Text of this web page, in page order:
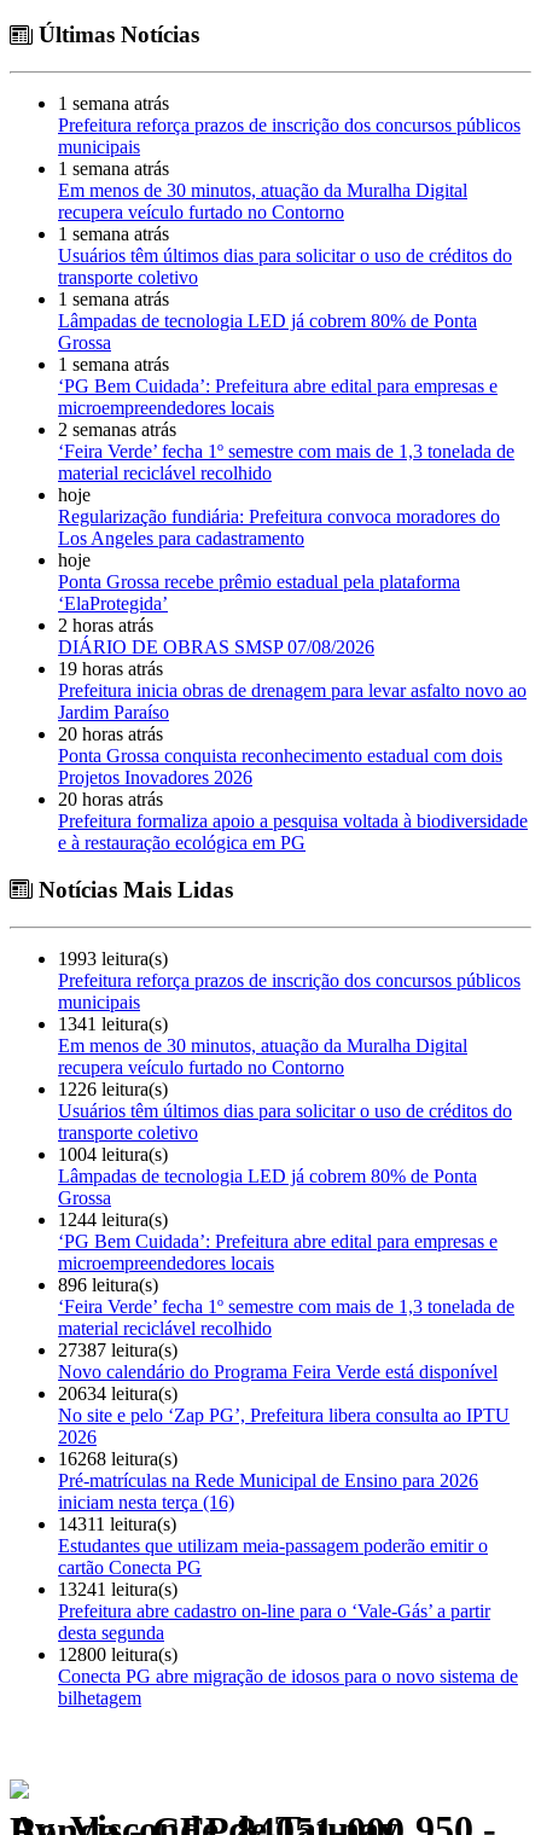
Últimas Notícias
1 semana atrás
Prefeitura reforça prazos de inscrição dos concursos públicos
municipais
1 semana atrás
Em menos de 30 minutos, atuação da Muralha Digital
recupera veículo furtado no Contorno
1 semana atrás
Usuários têm últimos dias para solicitar o uso de créditos do
transporte coletivo
1 semana atrás
Lâmpadas de tecnologia LED já cobrem 80% de Ponta
Grossa
1 semana atrás
‘PG Bem Cuidada’: Prefeitura abre edital para empresas e
microempreendedores locais
2 semanas atrás
‘Feira Verde’ fecha 1º semestre com mais de 1,3 tonelada de
material reciclável recolhido
hoje
Regularização fundiária: Prefeitura convoca moradores do
Los Angeles para cadastramento
hoje
Ponta Grossa recebe prêmio estadual pela plataforma
‘ElaProtegida’
2 horas atrás
DIÁRIO DE OBRAS SMSP 07/08/2026
19 horas atrás
Prefeitura inicia obras de drenagem para levar asfalto novo ao
Jardim Paraíso
20 horas atrás
Ponta Grossa conquista reconhecimento estadual com dois
Projetos Inovadores 2026
20 horas atrás
Prefeitura formaliza apoio a pesquisa voltada à biodiversidade
e à restauração ecológica em PG
Notícias Mais Lidas
1993 leitura(s)
Prefeitura reforça prazos de inscrição dos concursos públicos
municipais
1341 leitura(s)
Em menos de 30 minutos, atuação da Muralha Digital
recupera veículo furtado no Contorno
1226 leitura(s)
Usuários têm últimos dias para solicitar o uso de créditos do
transporte coletivo
1004 leitura(s)
Lâmpadas de tecnologia LED já cobrem 80% de Ponta
Grossa
1244 leitura(s)
‘PG Bem Cuidada’: Prefeitura abre edital para empresas e
microempreendedores locais
896 leitura(s)
‘Feira Verde’ fecha 1º semestre com mais de 1,3 tonelada de
material reciclável recolhido
27387 leitura(s)
Novo calendário do Programa Feira Verde está disponível
20634 leitura(s)
No site e pelo ‘Zap PG’, Prefeitura libera consulta ao IPTU
2026
16268 leitura(s)
Pré-matrículas na Rede Municipal de Ensino para 2026
iniciam nesta terça (16)
14311 leitura(s)
Estudantes que utilizam meia-passagem poderão emitir o
cartão Conecta PG
13241 leitura(s)
Prefeitura abre cadastro on-line para o ‘Vale-Gás’ a partir
desta segunda
12800 leitura(s)
Conecta PG abre migração de idosos para o novo sistema de
bilhetagem